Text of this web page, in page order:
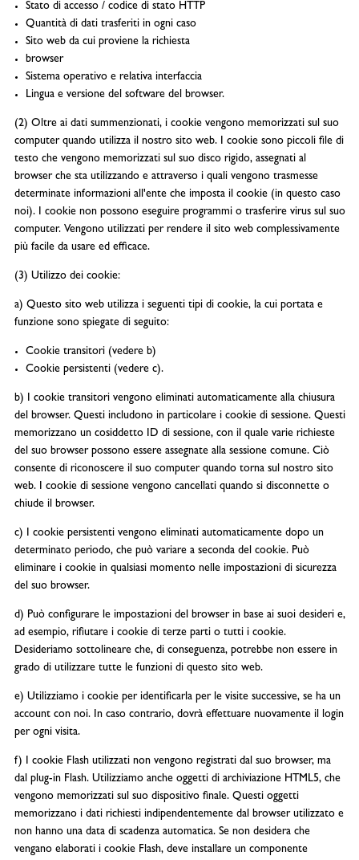
Stato di accesso / codice di stato HTTP
Quantità di dati trasferiti in ogni caso
Sito web da cui proviene la richiesta
browser
Sistema operativo e relativa interfaccia
Lingua e versione del software del browser.
(2) Oltre ai dati summenzionati, i cookie vengono memorizzati sul suo
computer quando utilizza il nostro sito web. I cookie sono piccoli file di
testo che vengono memorizzati sul suo disco rigido, assegnati al
browser che sta utilizzando e attraverso i quali vengono trasmesse
determinate informazioni all'ente che imposta il cookie (in questo caso
noi). I cookie non possono eseguire programmi o trasferire virus sul suo
computer. Vengono utilizzati per rendere il sito web complessivamente
più facile da usare ed efficace.
(3) Utilizzo dei cookie:
a) Questo sito web utilizza i seguenti tipi di cookie, la cui portata e
funzione sono spiegate di seguito:
Cookie transitori (vedere b)
Cookie persistenti (vedere c).
b) I cookie transitori vengono eliminati automaticamente alla chiusura
del browser. Questi includono in particolare i cookie di sessione. Questi
memorizzano un cosiddetto ID di sessione, con il quale varie richieste
del suo browser possono essere assegnate alla sessione comune. Ciò
consente di riconoscere il suo computer quando torna sul nostro sito
web. I cookie di sessione vengono cancellati quando si disconnette o
chiude il browser.
c) I cookie persistenti vengono eliminati automaticamente dopo un
determinato periodo, che può variare a seconda del cookie. Può
eliminare i cookie in qualsiasi momento nelle impostazioni di sicurezza
del suo browser.
d) Può configurare le impostazioni del browser in base ai suoi desideri e,
ad esempio, rifiutare i cookie di terze parti o tutti i cookie.
Desideriamo sottolineare che, di conseguenza, potrebbe non essere in
grado di utilizzare tutte le funzioni di questo sito web.
e) Utilizziamo i cookie per identificarla per le visite successive, se ha un
account con noi. In caso contrario, dovrà effettuare nuovamente il login
per ogni visita.
f) I cookie Flash utilizzati non vengono registrati dal suo browser, ma
dal plug-in Flash. Utilizziamo anche oggetti di archiviazione HTML5, che
vengono memorizzati sul suo dispositivo finale. Questi oggetti
memorizzano i dati richiesti indipendentemente dal browser utilizzato e
non hanno una data di scadenza automatica. Se non desidera che
vengano elaborati i cookie Flash, deve installare un componente